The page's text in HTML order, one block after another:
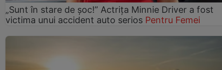
„Sunt în stare de șoc!” Actrița Minnie Driver a fost
victima unui accident auto serios Pentru Femei